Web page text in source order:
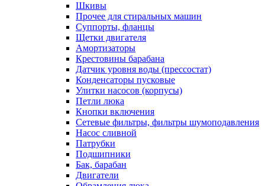
Шкивы
Прочее для стиральных машин
Суппорты, фланцы
Щетки двигателя
Амортизаторы
Крестовины барабана
Датчик уровня воды (прессостат)
Конденсаторы пусковые
Улитки насосов (корпусы)
Петли люка
Кнопки включения
Сетевые фильтры, фильтры шумоподавления
Насос сливной
Патрубки
Подшипники
Бак, барабан
Двигатели